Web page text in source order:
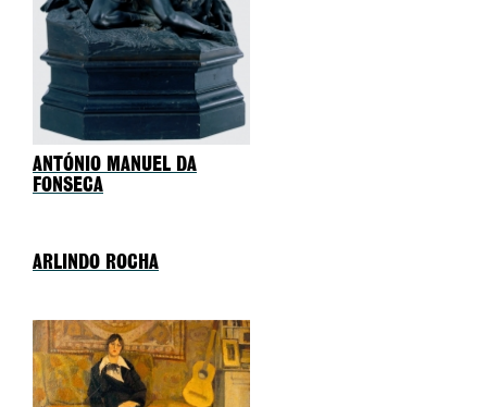
ANTÓNIO MANUEL DA
FONSECA
ARLINDO ROCHA